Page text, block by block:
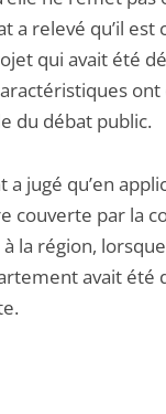
a relevé qu’il
qui avait été
du débat public.
a jugé qu’en
couverte par la
la région,
avait été